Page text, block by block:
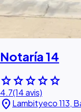
Notaría 14
starstarstarstarstar
4.7(14 avis)
location_on Lambityeco 113,